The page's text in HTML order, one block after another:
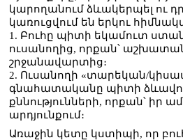
կարողանում ձևակերպել ու
կառուցվում են երկու
1. Բուհը պիտի եկամուտ
ուսանողից, որքան՝
շրջանավարտից։
2. Ուսանողի «տարեկան/
գնահատականը պիտի
քննությունների, որքան՝ իր
արդյունքում։
Առաջին կետը կստիպի, որ